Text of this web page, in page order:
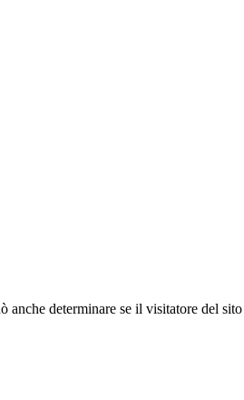
determinare se il visitatore del